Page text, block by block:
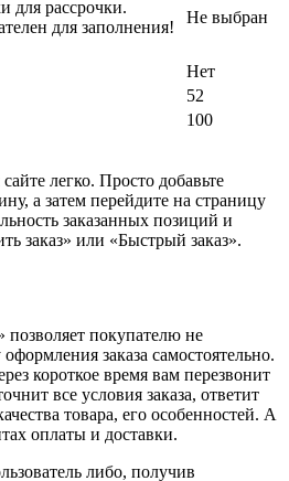
для рассрочки.
для заполнения!
Не выбран
Нет
52
100
легко. Просто добавьте
а затем перейдите на страницу
заказанных позиций и
заказ» или «Быстрый заказ».
покупателю не
заказа самостоятельно.
короткое время вам перезвонит
все условия заказа, ответит
товара, его особенностей. А
оплаты и доставки.
либо, получив